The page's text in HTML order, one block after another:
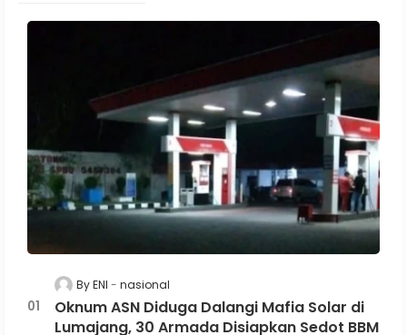
By ENI nasional
Oknum ASN Diduga Dalangi Mafia Solar di
Lumajang, 30 Armada Disiapkan Sedot BBM